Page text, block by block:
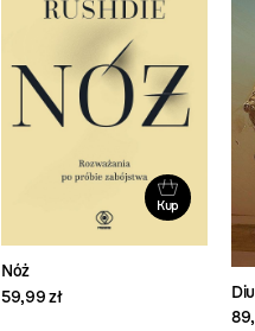
Kup
Nóż
59,99 zł